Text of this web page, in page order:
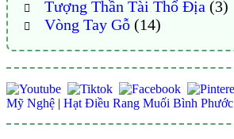
Tượng Thần Tài Thổ Địa (3)
Vòng Tay Gỗ(14)
Mỹ Nghệ | Hạt Điều Rang Muối Bình Phước